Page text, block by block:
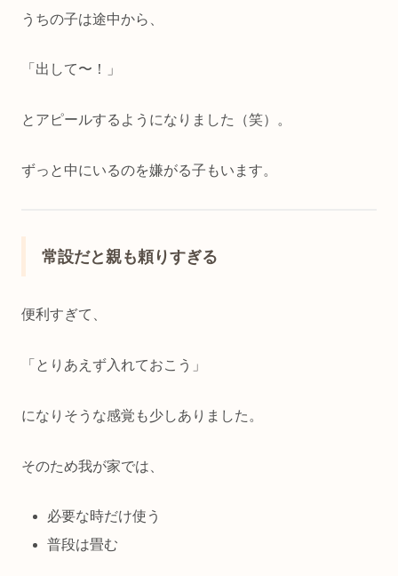
うちの子は途中から、
「出して〜！」
とアピールするようになりました（笑）。
ずっと中にいるのを嫌がる子もいます。
常設だと親も頼りすぎる
便利すぎて、
「とりあえず入れておこう」
になりそうな感覚も少しありました。
そのため我が家では、
必要な時だけ使う
普段は畳む